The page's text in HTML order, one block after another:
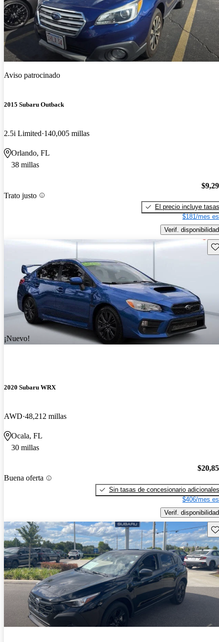
Aviso patrocinado
2015 Subaru Outback
2.5i Limited 140,005 millas
Orlando, FL
38 millas
Trato justo
El precio incluye tasas
$181/mes
Verif. disponibilidad
¡Nuevo!
2020 Subaru WRX
AWD 48,212 millas
Ocala, FL
30 millas
Buena oferta
Sin tasas de concesionario adicionales
$406/mes
Verif. disponibilidad